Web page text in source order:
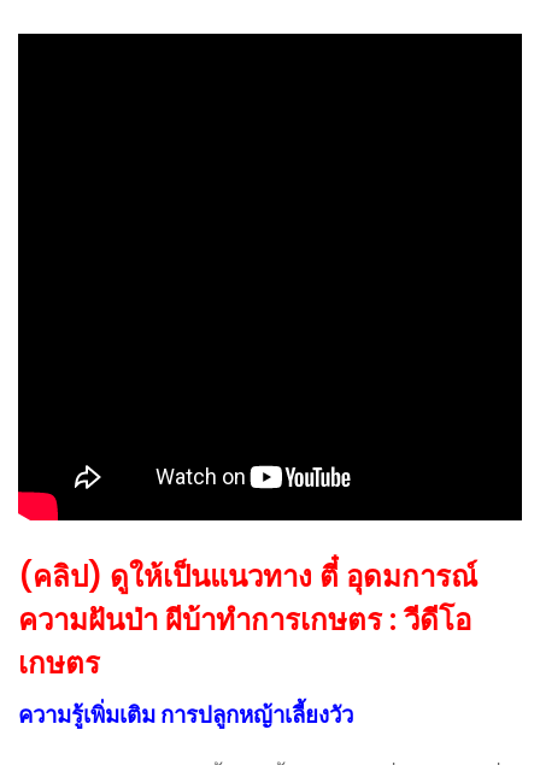
(คลิป) ดูให้เป็นแนวทาง ตี๋ อุดมการณ์
ความฝันป่า ผีบ้าทำการเกษตร : วีดีโอ
เกษตร
ความรู้เพิ่มเติม การปลูกหญ้าเลี้ยงวัว